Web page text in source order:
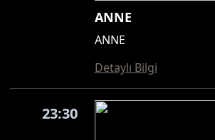
ANNE
ANNE
Detaylı Bilgi
23:30